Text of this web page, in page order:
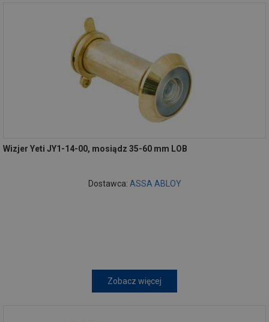
Wizjer Yeti JY1-14-00, mosiądz 35-60 mm LOB
Dostawca: ASSA ABLOY
Zobacz więcej